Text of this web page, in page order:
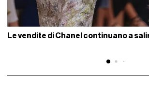
Le vendite di Chanel continuano a